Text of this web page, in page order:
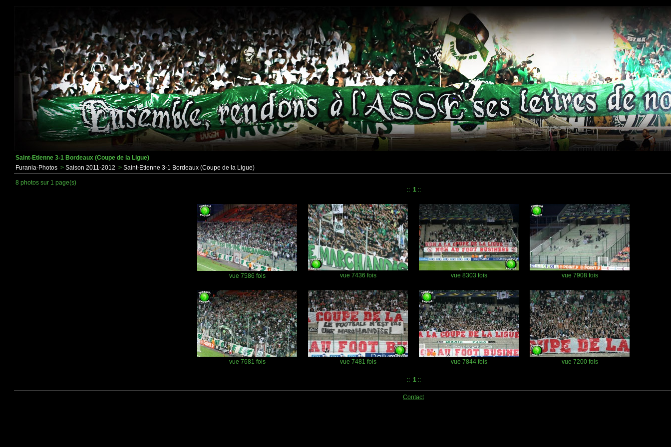
Saint-Etienne 3-1 Bordeaux (Coupe de la Ligue)
Furania-Photos > Saison 2011-2012 > Saint-Etienne 3-1 Bordeaux (Coupe de la Ligue)
8 photos sur 1 page(s)
:: 1::
vue 7586 fois vue 7436 fois vue 8303 fois vue 7908 fois
vue 7681 fois vue 7481 fois vue 7844 fois vue 7200 fois
:: 1::
Contact